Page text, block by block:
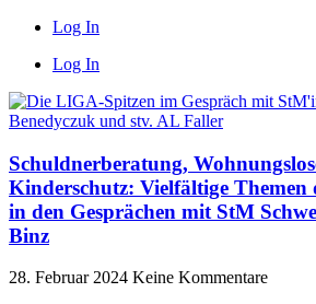
Log In
Log In
Schuldnerberatung,
Kinderschutz: Vielfältige
in den Gesprächen mit StM
Binz
28. Februar 2024 Keine Kommentare